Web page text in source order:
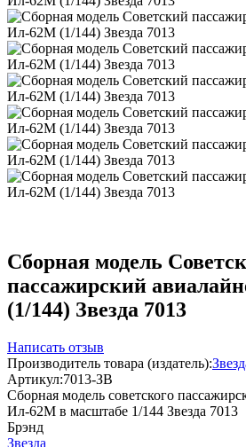
Сборная модель
пассажирский
(1/144) Звезда 7013
Написать отзыв
Производитель товара (издатель):
Артикул:7013-ЗВ
Сборная модель советского
Ил-62М в масштабе 1/144 Звезда 7013
Брэнд
Звезда